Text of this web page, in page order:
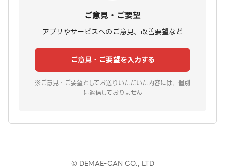
ご意見・ご要望
アプリやサービスへのご意見、改善要望など
ご意見・ご要望を入力する
※ご意見・ご要望としてお送りいただいた内容には、個別
に返信しておりません
© DEMAE-CAN CO., LTD